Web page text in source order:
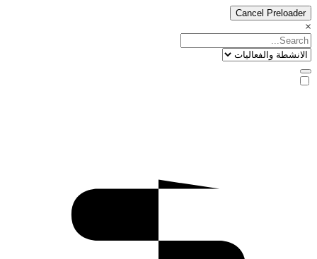
Cancel Preloader
×